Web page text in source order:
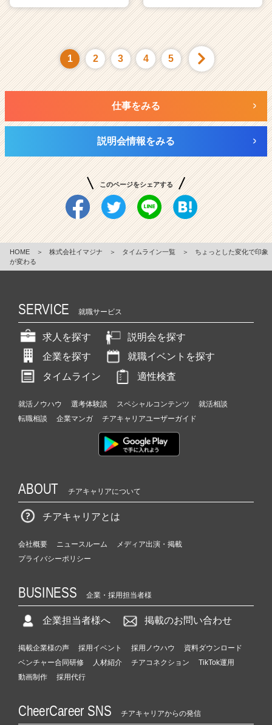
1 2 3 4 5
仕事をみる
説明会情報をみる
このページをシェアする
HOME ＞ 株式会社イマジナ ＞ タイムライン一覧 ＞
ちょっとした変化で印象
が変わる
SERVICE 就職サービス
求人を探す
説明会を探す
企業を探す
就職イベントを探す
タイムライン
適性検査
就活ノウハウ 選考体験談 スペシャルコンテンツ
就活相談
転職相談
企業マンガ チアキャリアユーザーガイド
ABOUT チアキャリアについて
チアキャリアとは
会社概要 ニュースルーム
メディア出演・掲載
プライバシーポリシー
BUSINESS 企業・採用担当者様
企業担当者様へ 掲載のお問い合わせ
掲載企業様の声 採用イベント 採用ノウハウ
資料ダウンロード
ベンチャー合同研修
人材紹介 チアコネクション
TikTok運用
動画制作
採用代行
CheerCareer SNS チアキャリアからの発信